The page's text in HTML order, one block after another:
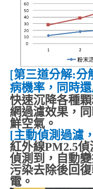
第三道分解:分
病機率，同時
快速沉降各種
網過濾效果，
鮮空氣。
[主動偵測過濾
紅外線PM2.5偵
偵測到，自動
污染去除後回
電。